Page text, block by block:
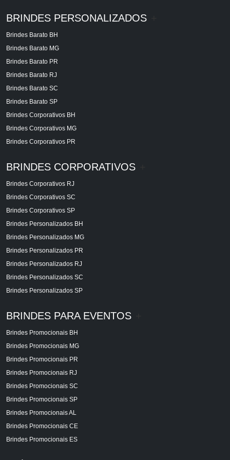
BRINDES PERSONALIZADOS
Brindes Barato BH
Brindes Barato MG
Brindes Barato PR
Brindes Barato RJ
Brindes Barato SC
Brindes Barato SP
Brindes Corporativos BH
Brindes Corporativos MG
Brindes Corporativos PR
BRINDES CORPORATIVOS
Brindes Corporativos RJ
Brindes Corporativos SC
Brindes Corporativos SP
Brindes Personalizados BH
Brindes Personalizados MG
Brindes Personalizados PR
Brindes Personalizados RJ
Brindes Personalizados SC
Brindes Personalizados SP
BRINDES PARA EVENTOS
Brindes Promocionais BH
Brindes Promocionais MG
Brindes Promocionais PR
Brindes Promocionais RJ
Brindes Promocionais SC
Brindes Promocionais SP
Brindes Promocionais AL
Brindes Promocionais CE
Brindes Promocionais ES